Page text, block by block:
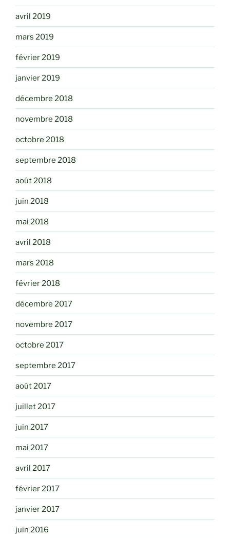
avril 2019
mars 2019
février 2019
janvier 2019
décembre 2018
novembre 2018
octobre 2018
septembre 2018
août 2018
juin 2018
mai 2018
avril 2018
mars 2018
février 2018
décembre 2017
novembre 2017
octobre 2017
septembre 2017
août 2017
juillet 2017
juin 2017
mai 2017
avril 2017
février 2017
janvier 2017
juin 2016